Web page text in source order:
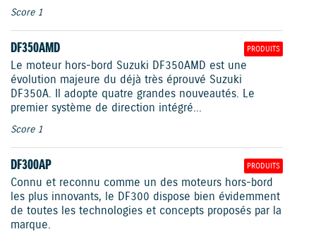
Score 1
PRODUITS
DF350AMD
Le moteur hors-bord Suzuki DF350AMD est une
évolution majeure du déjà très éprouvé Suzuki
DF350A. Il adopte quatre grandes nouveautés. Le
premier système de direction intégré...
Score 1
PRODUITS
DF300AP
Connu et reconnu comme un des moteurs hors-bord
les plus innovants, le DF300 dispose bien évidemment
de toutes les technologies et concepts proposés par la
marque.